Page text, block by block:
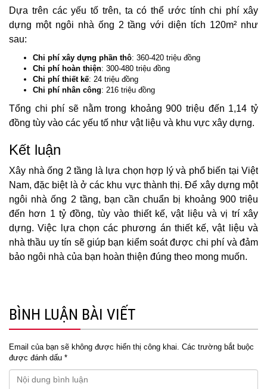
Dựa trên các yếu tố trên, ta có thể ước tính chi phí xây
dựng một ngôi nhà ống 2 tầng với diện tích 120m² như
sau:
Chi phí xây dựng phần thô: 360-420 triệu đồng
Chi phí hoàn thiện: 300-480 triệu đồng
Chi phí thiết kế: 24 triệu đồng
Chi phí nhân công: 216 triệu đồng
Tổng chi phí sẽ nằm trong khoảng 900 triệu đến 1,14 tỷ
đồng tùy vào các yếu tố như vật liệu và khu vực xây dựng.
Kết luận
Xây nhà ống 2 tầng là lựa chọn hợp lý và phổ biến tại Việt
Nam, đặc biệt là ở các khu vực thành thị. Để xây dựng một
ngôi nhà ống 2 tầng, bạn cần chuẩn bị khoảng 900 triệu
đến hơn 1 tỷ đồng, tùy vào thiết kế, vật liệu và vị trí xây
dựng. Việc lựa chọn các phương án thiết kế, vật liệu và
nhà thầu uy tín sẽ giúp bạn kiểm soát được chi phí và đảm
bảo ngôi nhà của bạn hoàn thiện đúng theo mong muốn.
BÌNH LUẬN BÀI VIẾT
Email của bạn sẽ không được hiển thị công khai. Các trường bắt buộc
được đánh dấu *